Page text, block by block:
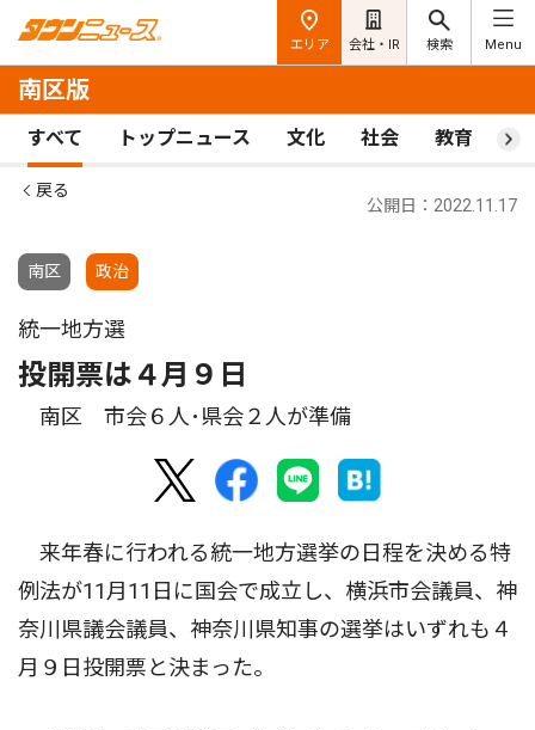
エリア 会社・IR 検索 Menu
南区版
すべて トップニュース 文化 社会 教育 ス
戻る
南区 政治
公開日：2022.11.17
統一地方選
投開票は４月９日
南区 市会６人･県会２人が準備
来年春に行われる統一地方選挙の日程を決める特
例法が11月11日に国会で成立し、横浜市会議員、神
奈川県議会議員、神奈川県知事の選挙はいずれも４
月９日投開票と決まった。